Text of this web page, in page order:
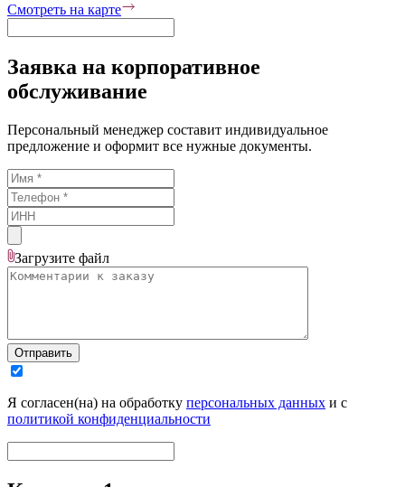
Смотреть на карте
Заявка на корпоративное
обслуживание
Персональный менеджер составит индивидуальное
предложение и оформит все нужные документы.
Загрузите файл
Отправить
Я согласен(на) на обработку персональных данных и с
политикой конфиденциальности